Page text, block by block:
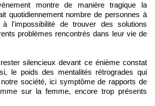
montre de manière tragique la
quotidiennement nombre de personnes à
l'impossibilité de trouver des solutions
problèmes rencontrés dans leur vie de
silencieux devant ce énième constat
le poids des mentalités rétrogrades qui
société, ici symptôme de rapports de
sur la femme, encore trop présents